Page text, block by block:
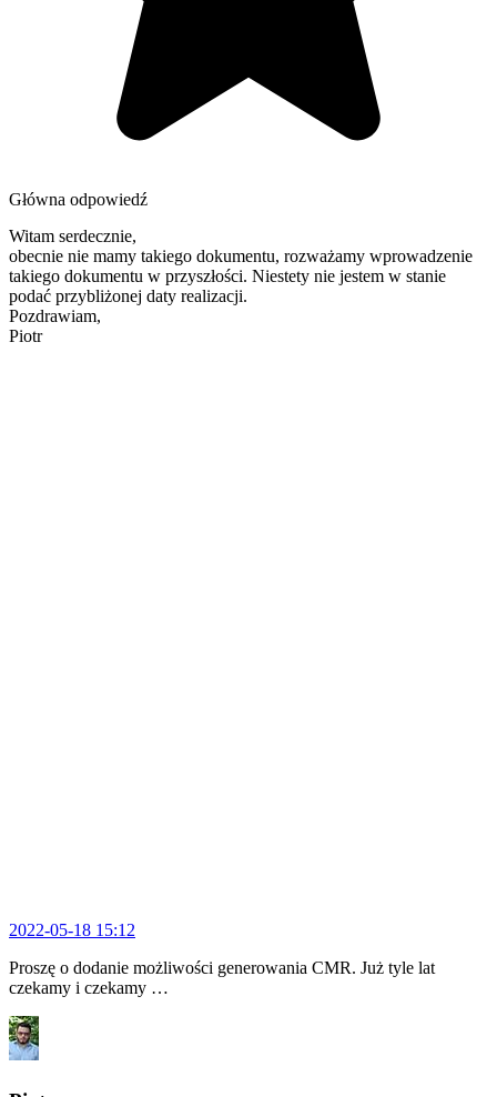
Główna odpowiedź
Witam serdecznie,
obecnie nie mamy takiego dokumentu, rozważamy wprowadzenie
takiego dokumentu w przyszłości. Niestety nie jestem w stanie
podać przybliżonej daty realizacji.
Pozdrawiam,
Piotr
2022-05-18 15:12
Proszę o dodanie możliwości generowania CMR. Już tyle lat
czekamy i czekamy …